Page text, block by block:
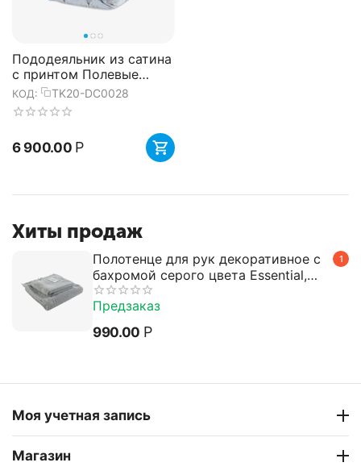
Пододеяльник из сатина
с принтом Полевые
цветы Russian North,
200х220 см, Tkano
КОД: TK20-DC0028
6 900.00 Р
Хиты продаж
1
Полотенце для рук декоративное с
бахромой серого цвета Essential,
50х90 см, Tkano
Предзаказ
990.00 Р
Моя учетная запись
Магазин